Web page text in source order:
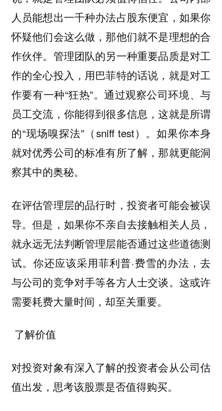
人员能想出一千种办法占股东便宜，如果你
怀疑他们会这么做，那他们就不是理想的合
作伙伴。管理团队的另一种重要品质是对工
作的全心投入，用巴菲特的话说，就是对工
作要有一种“狂热”。通过观察公司环境、与
员工交流，你能得到很多信息，这就是所谓
的“现场嗅探法”（sniff test）。如果你本身
就对优秀公司的标准有所了解，那就更能洞
察其中的奥秘。
在评估管理层的品行时，投资者可能会被误
导。但是，如果你不亲自去接触相关人员，
就永远无法判断管理层能否通过这些道德测
试。你还应该采用菲利普·费雪的办法，去
与公司的竞争对手等各方人士交谈。这或许
需要耗费大量时间，却至关重要。
了解价值
对投资对象有深入了解的投资者会从公司估
值出发，思考该股票是否值得购买。